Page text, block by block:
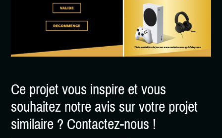
Ce projet vous inspire et vous
souhaitez notre avis sur votre projet
similaire ? Contactez-nous !